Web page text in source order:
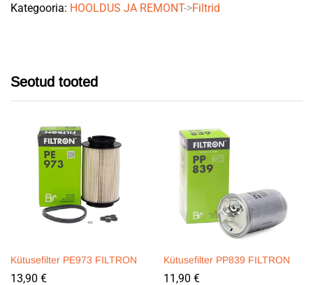
Kategooria: HOOLDUS JA REMONT->Filtrid
Seotud tooted
Kütusefilter PE973 FILTRON
13,90 €
Kütusefilter PP839 FILTRON
11,90 €